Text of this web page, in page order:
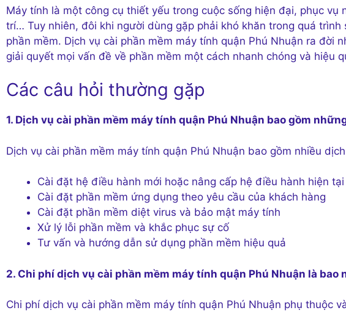
Máy tính là một công cụ thiết yếu trong cuộc sống hiện đại, phục vụ
trí… Tuy nhiên, đôi khi người dùng gặp phải khó khăn trong quá
phần mềm. Dịch vụ cài phần mềm máy tính quận Phú Nhuận ra đời
giải quyết mọi vấn đề về phần mềm một cách nhanh chóng và hiệu
Các câu hỏi thường gặp
1. Dịch vụ cài phần mềm máy tính quận Phú Nhuận bao gồm
Dịch vụ cài phần mềm máy tính quận Phú Nhuận bao gồm nhiều
Cài đặt hệ điều hành mới hoặc nâng cấp hệ điều hành hiện tại
Cài đặt phần mềm ứng dụng theo yêu cầu của khách hàng
Cài đặt phần mềm diệt virus và bảo mật máy tính
Xử lý lỗi phần mềm và khắc phục sự cố
Tư vấn và hướng dẫn sử dụng phần mềm hiệu quả
2. Chi phí dịch vụ cài phần mềm máy tính quận Phú Nhuận là bao
Chi phí dịch vụ cài phần mềm máy tính quận Phú Nhuận phụ thuộc